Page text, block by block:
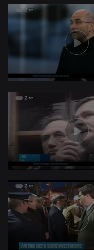
264619